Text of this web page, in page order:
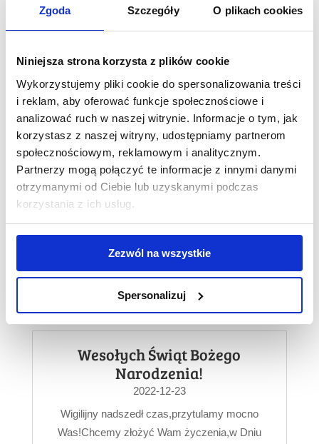
Zgoda Szczegóły O plikach cookies
Niniejsza strona korzysta z plików cookie
Wykorzystujemy pliki cookie do spersonalizowania treści
i reklam, aby oferować funkcje społecznościowe i
analizować ruch w naszej witrynie. Informacje o tym, jak
korzystasz z naszej witryny, udostępniamy partnerom
społecznościowym, reklamowym i analitycznym.
Partnerzy mogą połączyć te informacje z innymi danymi
otrzymanymi od Ciebie lub uzyskanymi podczas
korzystania z ich usług.
Zezwól na wszystkie
Spersonalizuj
nam przypomnieć...
Wesołych Świąt Wielkanocnych!
2023-04-08
Kolacja noworoczna 2023
Nowy Rok to czas podsumowań, postanowień i
również moment na pielęgnowanie tradycji
noworocznych kolacji,...
Wesołych Świąt Bożego
Narodzenia!
2022-12-23
Wigilijny nadszedł czas,przytulamy mocno
Was!Chcemy złożyć Wam życzenia,w Dniu